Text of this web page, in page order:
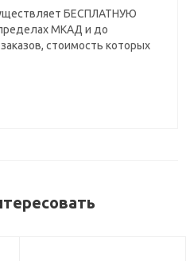
БЕСПЛАТНУЮ
МКАД и до
стоимость которых